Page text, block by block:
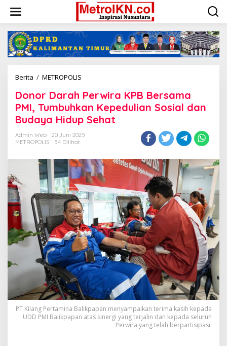
konten
Berita / METROPOLIS
Perwira
KPB
Bersama
PMI,
Tumbuhkan
dan
Budaya
Hidup
Sehat
Donor Darah Perwira KPB Bersama
PMI, Tumbuhkan Kepedulian Sosial dan
Budaya Hidup Sehat
Admin Web
20 Juni 2025
METROPOLIS
54 Dilihat
PT Kilang Pertamina Balikpapan menyampaikan terima kasih kepada
UDD PMI Balikpapan atas sinergi yang terjalin dan kepada seluruh
Perwira yang telah berpartisipasi.